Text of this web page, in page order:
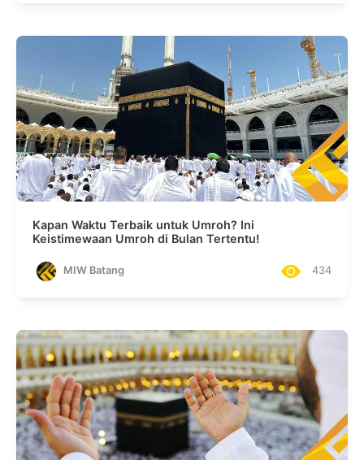
Kapan Waktu Terbaik untuk Umroh? Ini
Keistimewaan Umroh di Bulan Tertentu!
MIW Batang 434